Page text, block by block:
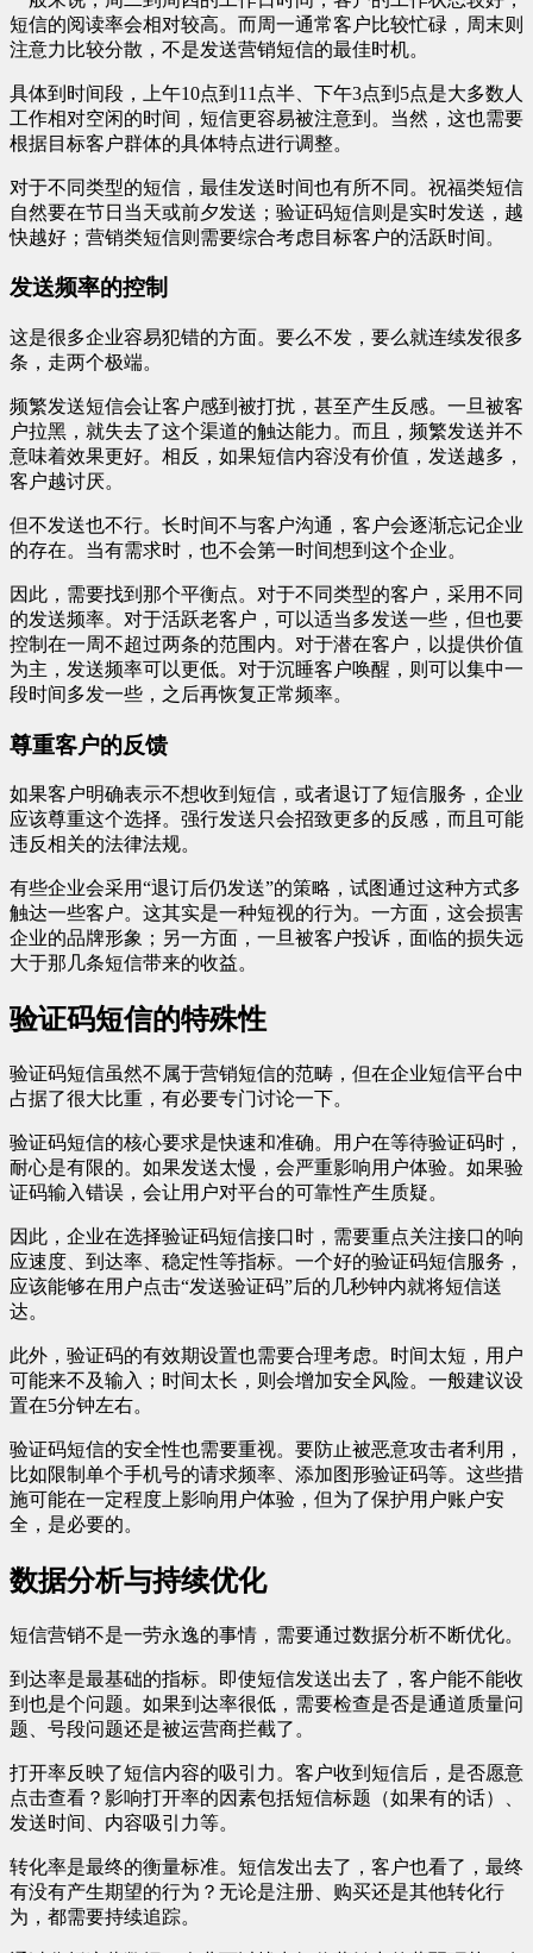
短信的阅读率会相对较高。而周一通常客户比较忙碌，周末则
注意力比较分散，不是发送营销短信的最佳时机。
具体到时间段，上午10点到11点半、下午3点到5点是大多数人
工作相对空闲的时间，短信更容易被注意到。当然，这也需要
根据目标客户群体的具体特点进行调整。
对于不同类型的短信，最佳发送时间也有所不同。祝福类短信
自然要在节日当天或前夕发送；验证码短信则是实时发送，越
快越好；营销类短信则需要综合考虑目标客户的活跃时间。
发送频率的控制
这是很多企业容易犯错的方面。要么不发，要么就连续发很多
条，走两个极端。
频繁发送短信会让客户感到被打扰，甚至产生反感。一旦被客
户拉黑，就失去了这个渠道的触达能力。而且，频繁发送并不
意味着效果更好。相反，如果短信内容没有价值，发送越多，
客户越讨厌。
但不发送也不行。长时间不与客户沟通，客户会逐渐忘记企业
的存在。当有需求时，也不会第一时间想到这个企业。
因此，需要找到那个平衡点。对于不同类型的客户，采用不同
的发送频率。对于活跃老客户，可以适当多发送一些，但也要
控制在一周不超过两条的范围内。对于潜在客户，以提供价值
为主，发送频率可以更低。对于沉睡客户唤醒，则可以集中一
段时间多发一些，之后再恢复正常频率。
尊重客户的反馈
如果客户明确表示不想收到短信，或者退订了短信服务，企业
应该尊重这个选择。强行发送只会招致更多的反感，而且可能
违反相关的法律法规。
有些企业会采用“退订后仍发送”的策略，试图通过这种方式多
触达一些客户。这其实是一种短视的行为。一方面，这会损害
企业的品牌形象；另一方面，一旦被客户投诉，面临的损失远
大于那几条短信带来的收益。
验证码短信的特殊性
验证码短信虽然不属于营销短信的范畴，但在企业短信平台中
占据了很大比重，有必要专门讨论一下。
验证码短信的核心要求是快速和准确。用户在等待验证码时，
耐心是有限的。如果发送太慢，会严重影响用户体验。如果验
证码输入错误，会让用户对平台的可靠性产生质疑。
因此，企业在选择验证码短信接口时，需要重点关注接口的响
应速度、到达率、稳定性等指标。一个好的验证码短信服务，
应该能够在用户点击“发送验证码”后的几秒钟内就将短信送
达。
此外，验证码的有效期设置也需要合理考虑。时间太短，用户
可能来不及输入；时间太长，则会增加安全风险。一般建议设
置在5分钟左右。
验证码短信的安全性也需要重视。要防止被恶意攻击者利用，
比如限制单个手机号的请求频率、添加图形验证码等。这些措
施可能在一定程度上影响用户体验，但为了保护用户账户安
全，是必要的。
数据分析与持续优化
短信营销不是一劳永逸的事情，需要通过数据分析不断优化。
到达率是最基础的指标。即使短信发送出去了，客户能不能收
到也是个问题。如果到达率很低，需要检查是否是通道质量问
题、号段问题还是被运营商拦截了。
打开率反映了短信内容的吸引力。客户收到短信后，是否愿意
点击查看？影响打开率的因素包括短信标题（如果有的话）、
发送时间、内容吸引力等。
转化率是最终的衡量标准。短信发出去了，客户也看了，最终
有没有产生期望的行为？无论是注册、购买还是其他转化行
为，都需要持续追踪。